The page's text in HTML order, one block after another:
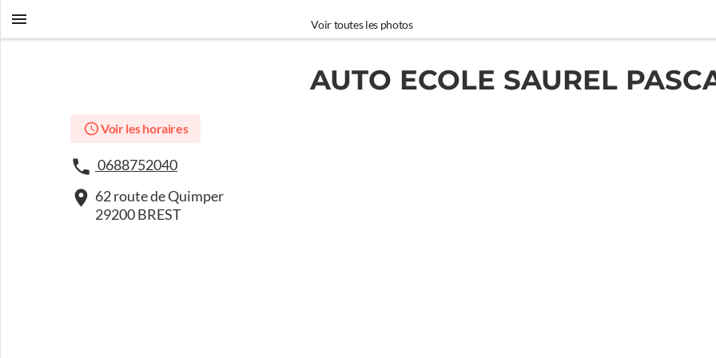
Voir toutes les photos
AUTO ECOLE SAUREL
Voir les horaires
0688752040
62 route de Quimper
29200 BREST